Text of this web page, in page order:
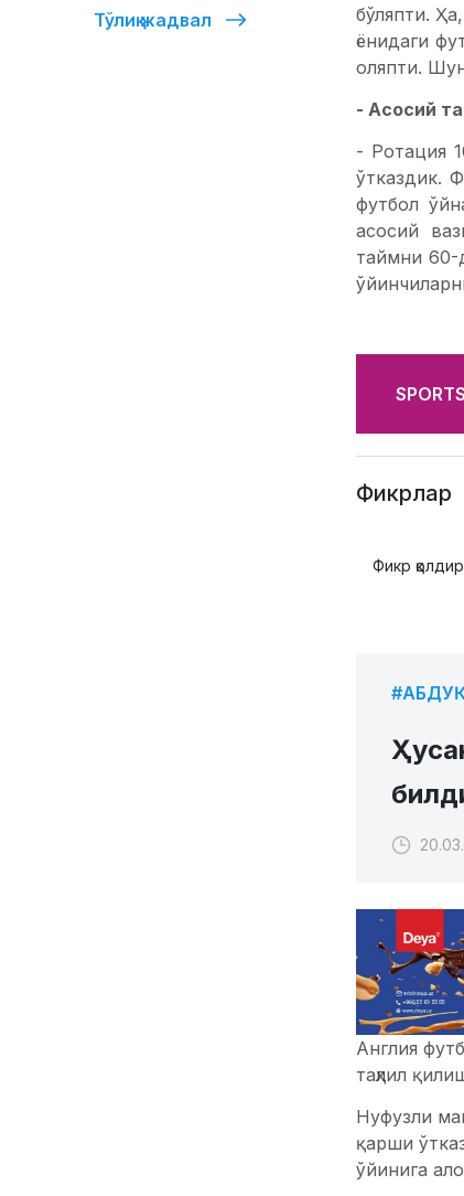
Тўлиқ жадвал
бўляпти.
ёнидаги
оляпти.
- Асосий
- Ротация
ўтказдик.
футбол
асосий
таймни 60-
Фикрлар
Фикр
Англия
таҳлил
Нуфузли
қарши
ўйинига